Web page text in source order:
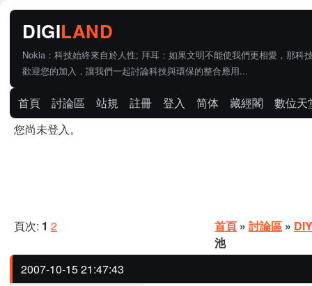
Nokia：科技始終來自於人性; 拜耳：如果文明不能使我們更相愛，那科
歡迎您的加入，讓我們一起討論科技與環保的整合應用...
首頁 討論區 站規 註冊 登入 简体 藏經閣
數位天
您尚未登入。
頁次: 1 2 首頁 » 討論區 »
池
2007-10-15 21:47:43